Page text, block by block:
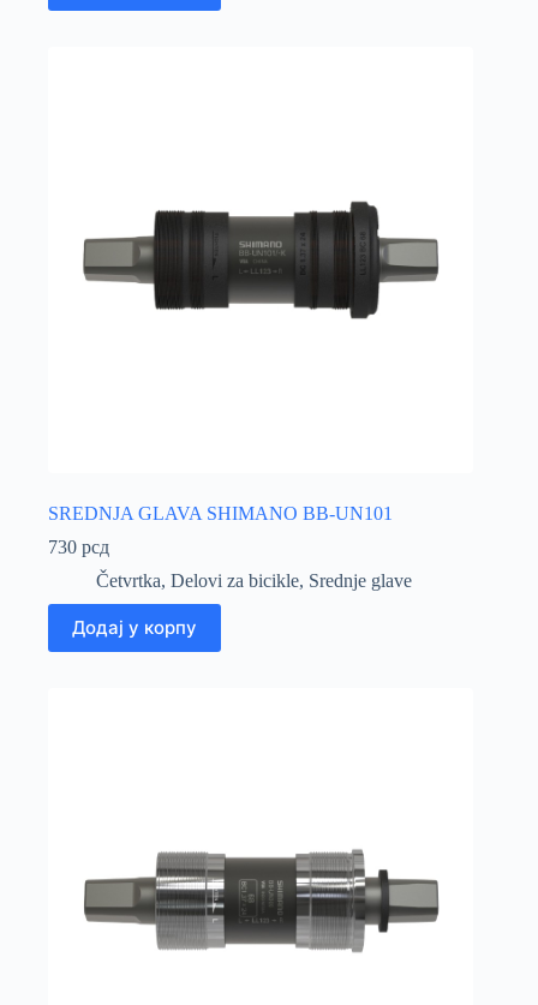
SREDNJA GLAVA SHIMANO BB-UN101
730 рсд
Četvrtka, Delovi za bicikle, Srednje glave
Додај у корпу